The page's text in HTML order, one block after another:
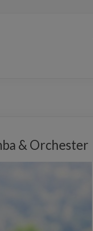
& Orchester